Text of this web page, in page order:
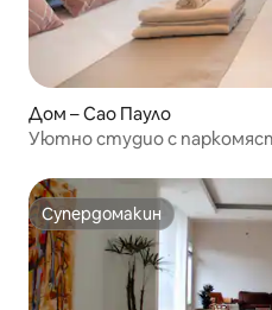
Дом – Сао Пауло
Уютно студио с
Супердомакин
Супердомакин